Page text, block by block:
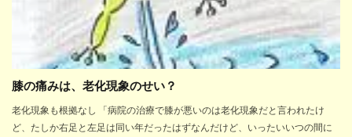
膝の痛みは、老化現象のせい？
老化現象も根拠なし 「病院の治療で膝が悪いのは老化現象だと言われたけ
ど、たしか右足と左足は同い年だったはずなんだけど、いったいいつの間に